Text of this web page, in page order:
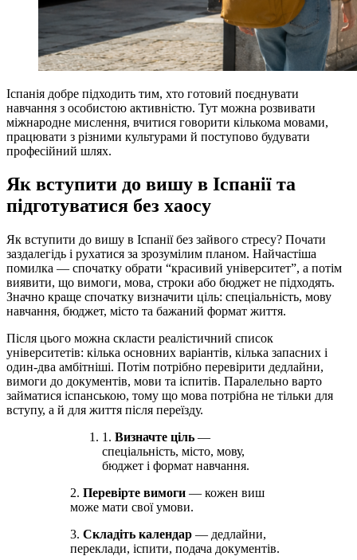
Іспанія добре підходить тим, хто готовий поєднувати
навчання з особистою активністю. Тут можна розвивати
міжнародне мислення, вчитися говорити кількома мовами,
працювати з різними культурами й поступово будувати
професійний шлях.
Як вступити до вишу в Іспанії та
підготуватися без хаосу
Як вступити до вишу в Іспанії без зайвого стресу? Почати
заздалегідь і рухатися за зрозумілим планом. Найчастіша
помилка — спочатку обрати “красивий університет”, а потім
виявити, що вимоги, мова, строки або бюджет не підходять.
Значно краще спочатку визначити ціль: спеціальність, мову
навчання, бюджет, місто та бажаний формат життя.
Після цього можна скласти реалістичний список
університетів: кілька основних варіантів, кілька запасних і
один-два амбітніші. Потім потрібно перевірити дедлайни,
вимоги до документів, мови та іспитів. Паралельно варто
займатися іспанською, тому що мова потрібна не тільки для
вступу, а й для життя після переїзду.
1. Визначте ціль —
спеціальність, місто, мову,
бюджет і формат навчання.
2. Перевірте вимоги — кожен виш
може мати свої умови.
3. Складіть календар — дедлайни,
переклади, іспити, подача документів.